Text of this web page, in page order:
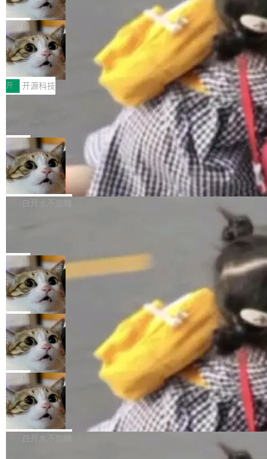
（<a href="https://bugzilla.mozilla.org/show_
bug.cgi?id=204...
orkers 跑了十年 Isolate。用 CEO Matthew Pri
nce 的话说：「我们一生都在用 Isolate 运行代
码，而 AI Agent 不需要容器，它们需要的是 Iso
late。」 容器为什么不合适 容器的问题在于启动
和销毁都太重了。一个 Agent 要执行的任务可能
只需要几毫秒的 CPU 时间，但容器从冷启动到
就绪要花数秒。如果未来有十...
诉讼，称“Apple is getting this wron
g”
上个月，苹果一纸诉状把 OpenAI 告上法庭，指
控其挖角苹果前员工并窃取商业秘密。苹果的诉
状把 OpenAI 描述成一个系统性地从前东家挖
人、套取机密信息的对手。 OpenAI 没发律师
函，也没选择庭外沉默。它在官网贴了一篇博
文，标题只有六个字：Apple is getting this wro
ng。 然后，它把邮件往来和 iMessage 聊天记
录全贴了出来。 他发错人了 苹果外部律师 Gabr
iel Gross 来自 Weil 律所，2 月 23 日下午 5:53
给 OpenAI 总法律顾问 Che Chang 发了封邮
件，附了一封长信，要求 OpenAI 配合调查前苹
果员工带走机密信...
局
HUAWEI MatePad Edge上架WorkBu
ddy鸿蒙PC版，说话就能干活的AI办公
搭子
全能AI工作台WorkBuddy鸿蒙PC版上架HUAWE
I MatePad Edge应用市场，直接下载即可使
用，与鸿蒙电脑上的体验一致。值得一提的是，
这是目前市面上唯一支持平板接入WorkBuddy P
C版的产品，搭载“人机双写”重磅功能——你写
你的，AI写AI的，同屏协作互不干扰。一句话让
AI帮你干活，现在开启全新体验！ 温馨提示：
体验WorkBuddy鸿蒙PC版前，请将 HUAWEI M
atePad Edge 升级至 HarmonyOS 6.1.0.135S
P9 patch03及以上版本。 *升级路径：设置 > 搜
开 开源科技
FFmpeg 9.0 发布：代号“Lei”，以此纪
全球知名开源多媒体框架 FFmpeg 今天正式发
布了 9.0 版本。这个版本除了带来新一代音视频
处理能力和硬件加速支持之外，还有一个特殊之
处：FFmpeg 9.0 的代号是“Lei”。 这个名字，
来自中国开发者雷霄骅（Lei Xiaohua）。 对于
很多中国音视频开发者而言，这个名字并不陌
“启蒙老师”。 而今年，恰好是雷霄骅离世十周
年。FFmpeg 社区最终选择用一个大版本的名
字，留下了这份纪念。 雷霄骅曾是中国传媒大学
数字电视技术方向的博士生，长期从事视频、音
频技...
局
亚马逊成本失控：AI 写代码烧掉 1215
万元，超预算 860%
外媒近日曝光了亚马逊的多份内部报告显示，AI
导致公司在多个项目上超支。《金融时报》报道
编写程序，目标是完成电商平台作者信息与商品
列表的数据匹配 —— 一项常规的数据处理任
务，最终却产生了 180 万美元的账单，实际支出
超出原定预算 860%。 更令人意外的是，该项目
最终并未成功落地，而高额算力消耗持续运行长
达 5 个月，公司直到财务对账时才察觉异常。这
意味着一个无人看管的 AI 程序，在近半年时间
里日夜不停地"烧钱"。 复盘显示，...
白开水不加糖
e CEO Clément Delangue 在 CNBC 的采访里
没有拐弯抹角。他说中国正在赢得 AI 竞赛，而
且按目前的速度，中国 AI 工具预计在今年底或
2027 年就能追上美国前沿实验室的水平。 Dela
ngue 把原因归结为一件事：开放协作。中国的
AI 开发者在一个共享和协作的生态里加速迭代，
而美国模型厂商在"闭门造车"。他的原话是 "buil
ding in silos"——各自为战，互不通气。 这个判
断从他嘴里说出来分量不同。Hugging Face 是
全球最大的开源 AI 平台，上面跑着上百万个模
型。谁在开源赛道上领先，...
局
当 AI agent 把源码变成了最好的扩展系
统，开发者工具必须开源
五年前，David Crawshaw 问过很多软件工程师
一个问题：你写过什么给自己用的程序？答案几
乎都是没有。工程师们整天用别人写的程序写程
序给别人用。偶尔有人自己写个博客系统、智能
家居控制、家庭实验室，都算稀奇事。 Crawsh
aw 是 Shelley 的作者，一个开源 AI coding age
nt。他最近在博客上写了一篇文章，核心论点很
简单：开发者工具必须开源。 理由不是传统的自
由软件情怀，而是一个跟 AI agent 直接相关的
技术判断。 两行 prompt 就能个性化任何软件 C
局
DeepSeek Harness 宣布内测邀请，全
网最大规模开源 Agent 路演现场诞生
一条内测招募帖，发出去的时候大概没人想到它
会变成一场开源 Agent 生态的路演。 8月1日，
DeepSeek Harness 团队负责人崔添翼（tiany
i）在 X 上发帖： 「如果你是 Agent Harness 相
关开源项目的开发者，希望参加 DeepSeek Har
ness 的内测，可以回复或私信联系我。请附上
局
商汤 SenseNova U1.5-Lite-Preview
开源
商汤科技宣布面向社区开源轻量级统一多模态模
型的预览版本 SenseNova U1.5-Lite-Preview。
白开水不加糖